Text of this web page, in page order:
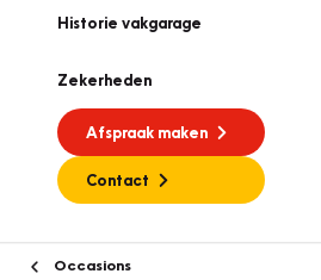
Historie vakgarage
Zekerheden
Afspraak maken
Contact
Occasions